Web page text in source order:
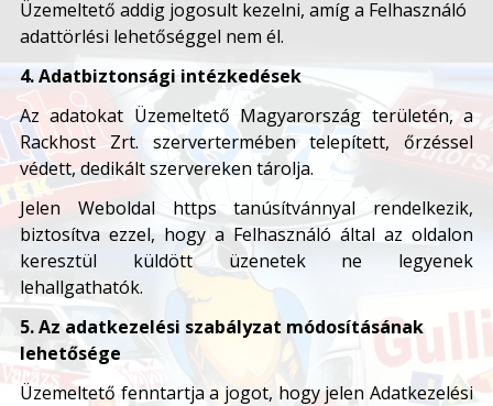
Üzemeltető addig jogosult kezelni, amíg a Felhasználó
adattörlési lehetőséggel nem él.
4. Adatbiztonsági intézkedések
Az adatokat Üzemeltető Magyarország területén, a
Rackhost Zrt. szervertermében telepített, őrzéssel
védett, dedikált szervereken tárolja.
Jelen Weboldal https tanúsítvánnyal rendelkezik,
biztosítva ezzel, hogy a Felhasználó által az oldalon
keresztül küldött üzenetek ne legyenek
lehallgathatók.
5. Az adatkezelési szabályzat módosításának
lehetősége
Üzemeltető fenntartja a jogot, hogy jelen Adatkezelési